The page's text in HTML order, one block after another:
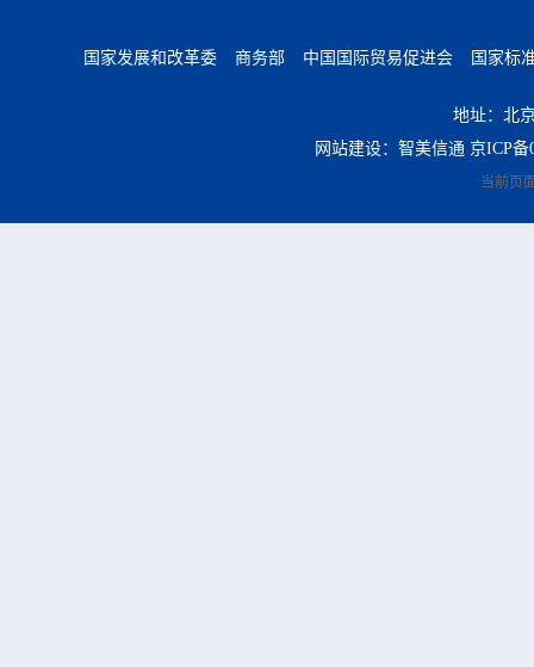
国家发展和改革委 商务部 中国国际贸易促进会 国家标
地址：北
网站建设：智美信通 京ICP备
当前页